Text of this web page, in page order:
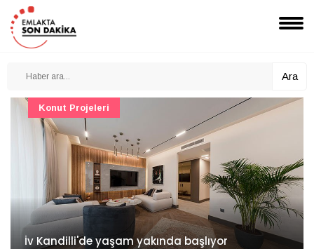
Ara
İv Kandilli'de yaşam yakında başlıyor
Konut Projeleri